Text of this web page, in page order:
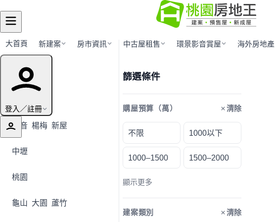
大首頁 新建案 房市資訊 中古屋租售 環景影音賞屋 海外房地產
登入／註冊
行政區導覽
觀音 楊梅 新屋
中壢
桃園
龜山 大園 蘆竹
篩選條件
購屋預算（萬） 清除
不限 1000以下
1000–1500 1500–2000
顯示更多
建案類別 清除